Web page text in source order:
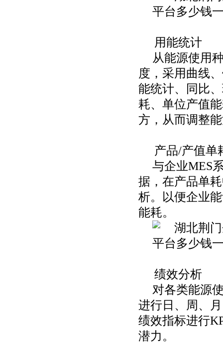
用能统计
从能源使用
度，采用曲线
能统计、同比
耗、单位产值
方，从而调整
产品/产值单
与企业MES
据，在产品单
析。以便企业
能耗。
绩效分析
对各类能源
进行日、周、
绩效指标进行
潜力。